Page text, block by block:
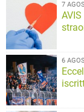
7
6